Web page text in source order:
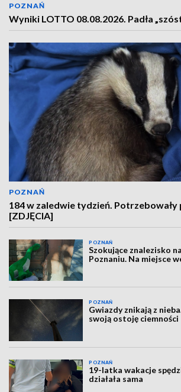
POZNAŃ
Wyniki LOTTO 08.08.2026. Padła
POZNAŃ
184 w zaledwie tydzień. Potrzebowały
[ZDJĘCIA]
POZNAŃ
Szokujące znalezisko
Poznaniu. Na miejsce
POZNAŃ
Gwiazdy znikają z
swoją ostoję ciemności
POZNAŃ
19-latka wakacje
działała sama